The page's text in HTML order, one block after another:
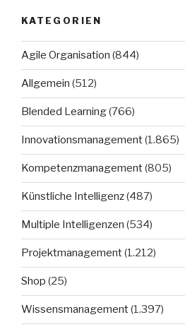
KATEGORIEN
Agile Organisation (844)
Allgemein (512)
Blended Learning(766)
Innovationsmanagement(1.865)
Kompetenzmanagement(805)
Künstliche Intelligenz(487)
Multiple Intelligenzen (534)
Projektmanagement(1.212)
Shop (25)
Wissensmanagement(1.397)